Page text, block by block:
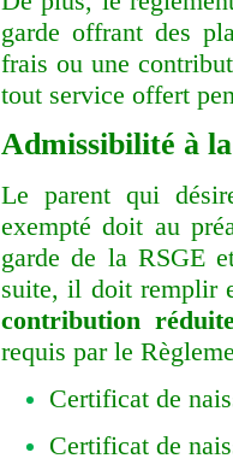
garde offrant des
frais ou une
tout service offert
Admissibilité à
Le parent qui
exempté doit au
garde de la RSGE
suite, il doit remplir
contribution
requis par le
Certificat de
Certificat de